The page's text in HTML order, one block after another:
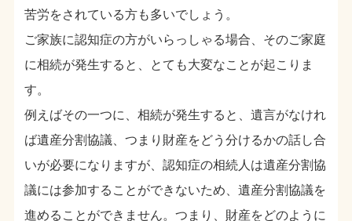
苦労をされている方も多いでしょう。
ご家族に認知症の方がいらっしゃる場合、そのご家庭
に相続が発生すると、とても大変なことが起こりま
す。
例えばその一つに、相続が発生すると、遺言がなけれ
ば遺産分割協議、つまり財産をどう分けるかの話し合
いが必要になりますが、認知症の相続人は遺産分割協
議には参加することができないため、遺産分割協議を
進めることができません。つまり、財産をどのように